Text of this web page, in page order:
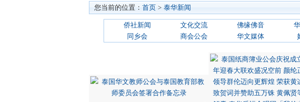
您当前的位置： 首页 > 泰华新闻
侨社新闻 文化交流 佛缘佛音
同乡会
商会公会 华文媒体